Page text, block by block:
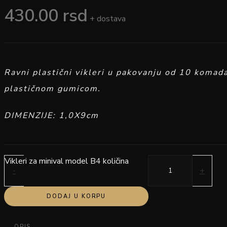
430.00 rsd + dostava
Ravni plastični vikleri u pakovanju od 10
plastičnom gumicom.
DIMENZIJE: 1,0X9cm
-
Vikleri za minival model B4 količina
+
DODAJ U KORPU